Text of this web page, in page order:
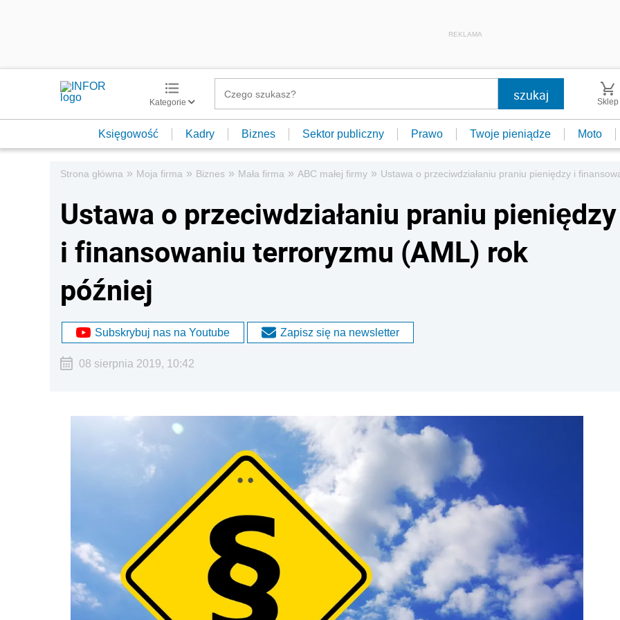
REKLAMA
Kategorie Sklep
Księgowość Kadry Biznes Sektor publiczny Prawo Twoje pieniądze Moto
Strona główna » Moja firma » Biznes » Mała firma » ABC małej firmy » Ustawa o przeciwdziałaniu praniu pieniędzy i
Ustawa o przeciwdziałaniu praniu pieniędzy
i finansowaniu terroryzmu (AML) rok
później
Subskrybuj nas na Youtube Zapisz się na newsletter
08 sierpnia 2019, 10:42